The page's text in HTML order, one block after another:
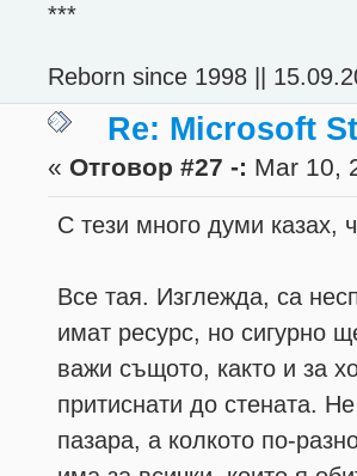
***
Reborn since 1998 ||
Re: Microsoft
« Отговор #27 -: Mar 10,
С тези много думи казах,
Все тая. Изглежда, са
имат ресурс, но сигурно
важи същото, както и за
притиснати до стената.
пазара, а колкото по-